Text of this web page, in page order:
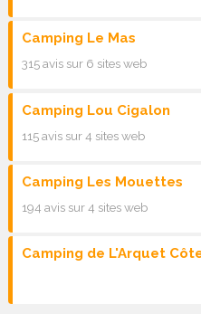
Camping Le Mas
315 avis sur 6 sites web
Camping Lou Cigalon
115 avis sur 4 sites web
Camping Les Mouettes
194 avis sur 4 sites web
Camping de L'Arquet